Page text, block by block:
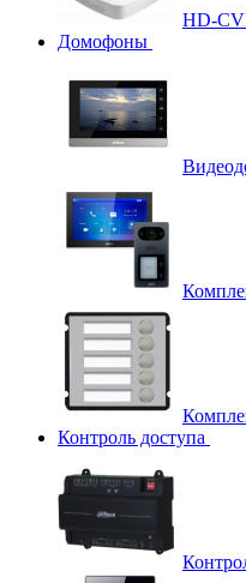
HD-
Домофоны
Контроль доступа